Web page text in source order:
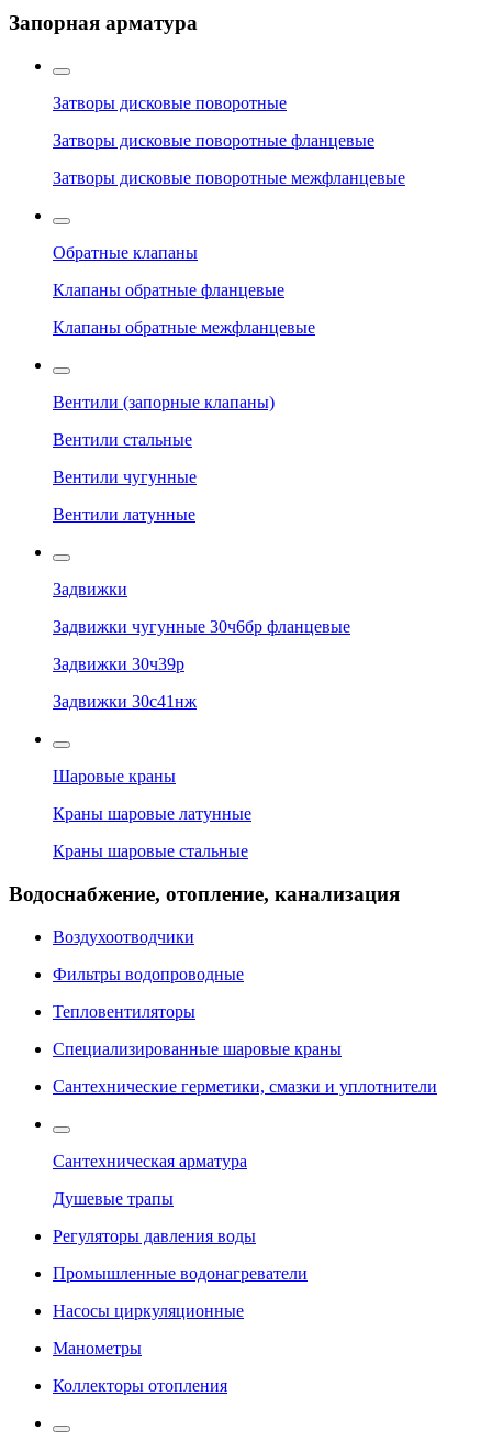
Запорная арматура
Затворы дисковые поворотные
Затворы дисковые поворотные фланцевые
Затворы дисковые поворотные межфланцевые
Обратные клапаны
Клапаны обратные фланцевые
Клапаны обратные межфланцевые
Вентили (запорные клапаны)
Вентили стальные
Вентили чугунные
Вентили латунные
Задвижки
Задвижки чугунные 30ч6бр фланцевые
Задвижки 30ч39р
Задвижки 30с41нж
Шаровые краны
Краны шаровые латунные
Краны шаровые стальные
Водоснабжение, отопление, канализация
Воздухоотводчики
Фильтры водопроводные
Тепловентиляторы
Специализированные шаровые краны
Сантехнические герметики, смазки и уплотнители
Сантехническая арматура
Душевые трапы
Регуляторы давления воды
Промышленные водонагреватели
Насосы циркуляционные
Манометры
Коллекторы отопления